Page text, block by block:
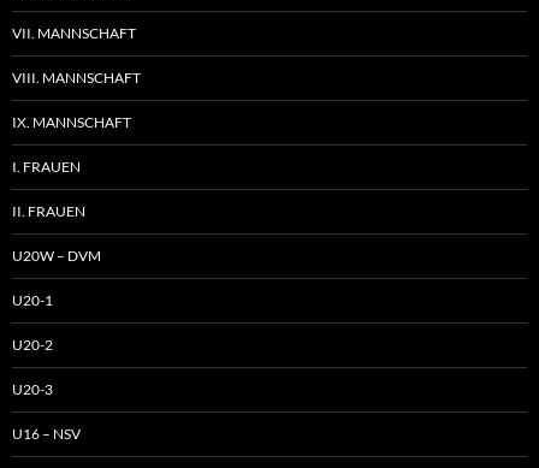
VII. MANNSCHAFT
VIII. MANNSCHAFT
IX. MANNSCHAFT
I. FRAUEN
II. FRAUEN
U20W – DVM
U20-1
U20-2
U20-3
U16 – NSV